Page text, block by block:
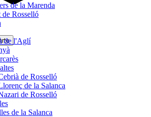
de la Marenda
de Rosselló
de l'Aglí
de Rosselló
de la Salanca
de Rosselló
de la Salanca